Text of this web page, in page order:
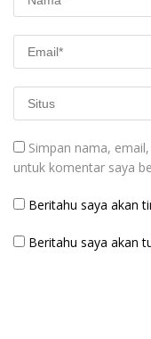
Simpan nama,
untuk komentar saya
Beritahu saya akan
Beritahu saya akan